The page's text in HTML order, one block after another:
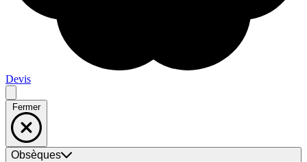
Devis
Fermer
Obsèques